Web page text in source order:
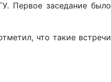
Первое заседание было
что такие встречи